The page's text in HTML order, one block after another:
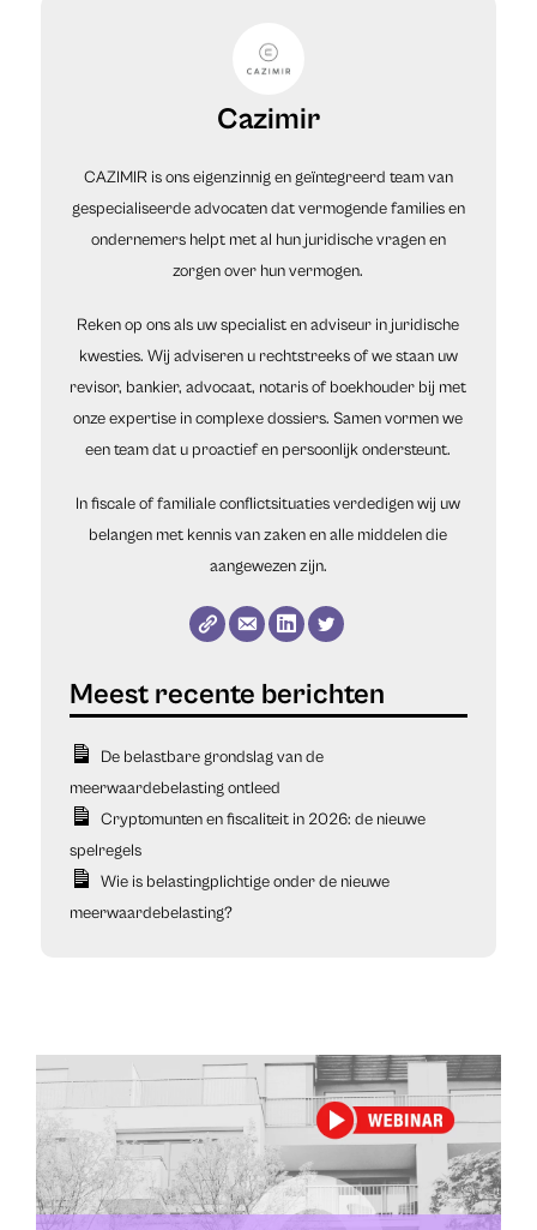
Cazimir
CAZIMIR is ons eigenzinnig en geïntegreerd team van
gespecialiseerde advocaten dat vermogende families en
ondernemers helpt met al hun juridische vragen en
zorgen over hun vermogen.
Reken op ons als uw specialist en adviseur in juridische
kwesties. Wij adviseren u rechtstreeks of we staan uw
revisor, bankier, advocaat, notaris of boekhouder bij met
onze expertise in complexe dossiers. Samen vormen we
een team dat u proactief en persoonlijk ondersteunt.
In fiscale of familiale conflictsituaties verdedigen wij uw
belangen met kennis van zaken en alle middelen die
aangewezen zijn.
De belastbare grondslag van de
meerwaardebelasting ontleed
Cryptomunten en fiscaliteit in 2026: de nieuwe
spelregels
Wie is belastingplichtige onder de nieuwe
meerwaardebelasting?